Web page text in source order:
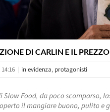
DI CARLIN E IL
| in evidenza, protagonisti
Slow Food, da poco scomparso,
il mangiare buono, pulito e